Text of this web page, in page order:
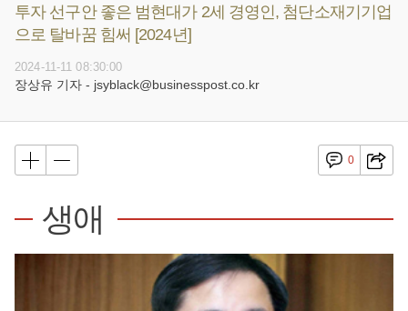
투자 선구안 좋은 범현대가 2세 경영인, 첨단소재기기업
으로 탈바꿈 힘써 [2024년]
2024-11-11 08:30:00
장상유 기자 - jsyblack@businesspost.co.kr
0
생애